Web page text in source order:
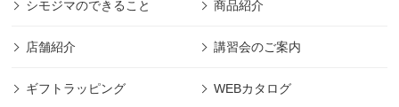
シモジマのできること 商品紹介
店舗紹介 講習会のご案内
ギフトラッピング WEBカタログ